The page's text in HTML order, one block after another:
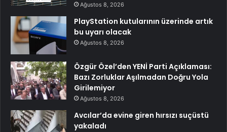
Ağustos 8, 2026
PlayStation kutularının üzerinde artık
bu uyarı olacak
Ağustos 8, 2026
Özgür Özel’den YENİ Parti Açıklaması:
Bazı Zorluklar Aşılmadan Doğru Yola
Girilemiyor
Ağustos 8, 2026
Avcılar’da evine giren hırsızı suçüstü
yakaladı